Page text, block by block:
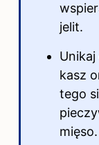
jelit.
kasz
tego
mięso.